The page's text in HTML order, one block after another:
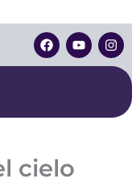
F
a
c
o
Y
o
u
e
I
n
s
r
cielo